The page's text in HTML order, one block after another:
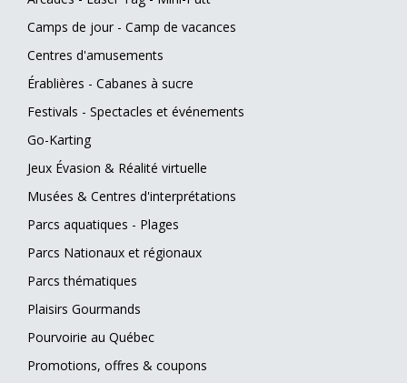
Camps de jour - Camp de vacances
Centres d'amusements
Érablières - Cabanes à sucre
Festivals - Spectacles et événements
Go-Karting
Jeux Évasion & Réalité virtuelle
Musées & Centres d'interprétations
Parcs aquatiques - Plages
Parcs Nationaux et régionaux
Parcs thématiques
Plaisirs Gourmands
Pourvoirie au Québec
Promotions, offres & coupons